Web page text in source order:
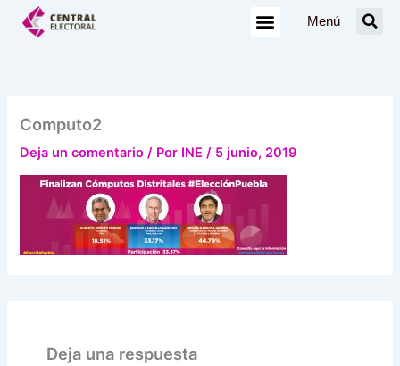
Menú
Computo2
Deja un comentario / Por INE/ 5 junio, 2019
Deja una respuesta